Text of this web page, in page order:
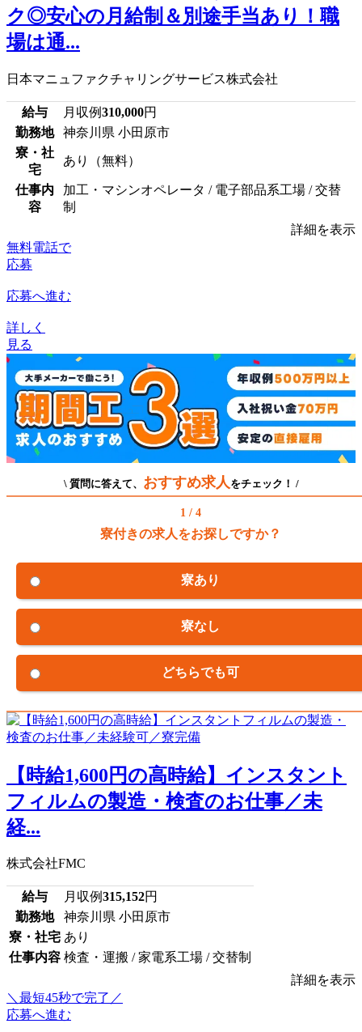
ク◎安心の月給制＆別途手当あり！職
場は通...
日本マニュファクチャリングサービス株式会社
給与 月収例310,000円
勤務地
神奈川県 小田原市
寮・社
宅
あり（無料）
仕事内
容
加工・マシンオペレータ / 電子部品系工場 / 交替
制
詳細を表示
無料電話で
応募
応募へ進む
詳しく
見る
\ 質問に答えて、 おすすめ求人 をチェック！ /
1 / 4
寮付きの求人をお探しですか？
寮あり
寮なし
どちらでも可
【時給1,600円の高時給】インスタント
フィルムの製造・検査のお仕事／未
経...
株式会社FMC
給与 月収例315,152円
勤務地
神奈川県 小田原市
寮・社宅 あり
仕事内容 検査・運搬 / 家電系工場 / 交替制
詳細を表示
＼最短45秒で完了／
応募へ進む